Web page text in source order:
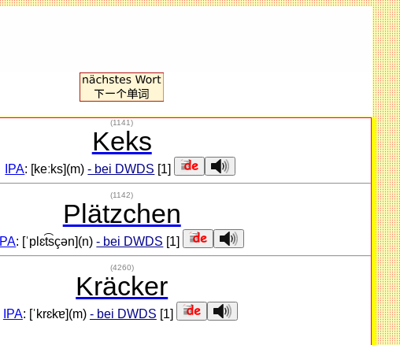
(1141)
Keks
IPA: [keːks](m) - bei DWDS [1]
(1142)
Plätzchen
IPA: [ˈplɛt͡sçən](n) - bei DWDS [1]
(4260)
Kräcker
IPA: [ˈkrɛkɐ](m) - bei DWDS [1]